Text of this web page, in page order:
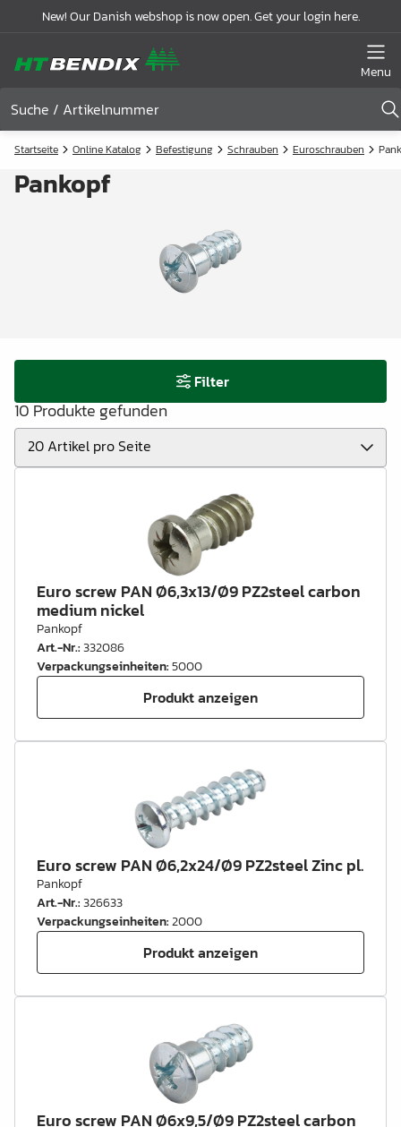
New! Our Danish webshop is now open. Get your login here.
Menu
Startseite Online Katalog Befestigung Schrauben Euroschrauben
Pankopf
Filter
10 Produkte gefunden
Euro screw PAN Ø6,3x13/Ø9 PZ2steel carbon
medium nickel
Pankopf
Art.-Nr.:332086
Verpackungseinheiten:5000
Produkt anzeigen
Euro screw PAN Ø6,2x24/Ø9 PZ2steel Zinc pl.
Pankopf
Art.-Nr.:326633
Verpackungseinheiten:2000
Produkt anzeigen
Euro screw PAN Ø6x9,5/Ø9 PZ2steel carbon